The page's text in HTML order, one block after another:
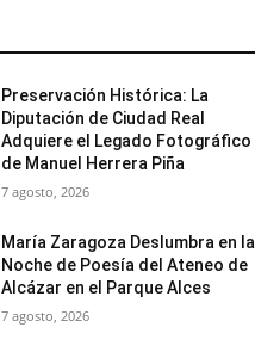
Preservación Histórica: La
Diputación de Ciudad Real
Adquiere el Legado Fotográfico
de Manuel Herrera Piña
7 agosto, 2026
María Zaragoza Deslumbra en la
Noche de Poesía del Ateneo de
Alcázar en el Parque Alces
7 agosto, 2026